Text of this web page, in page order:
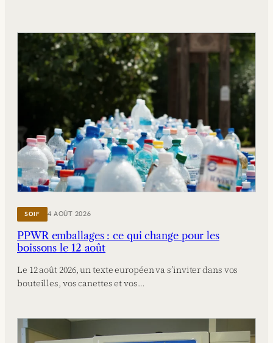
SOIF 4 AOÛT 2026
PPWR emballages : ce qui change pour les
boissons le 12 août
Le 12 août 2026, un texte européen va s’inviter dans vos
bouteilles, vos canettes et vos…